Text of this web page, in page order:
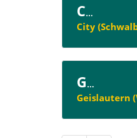
C...
City
G...
Geislautern